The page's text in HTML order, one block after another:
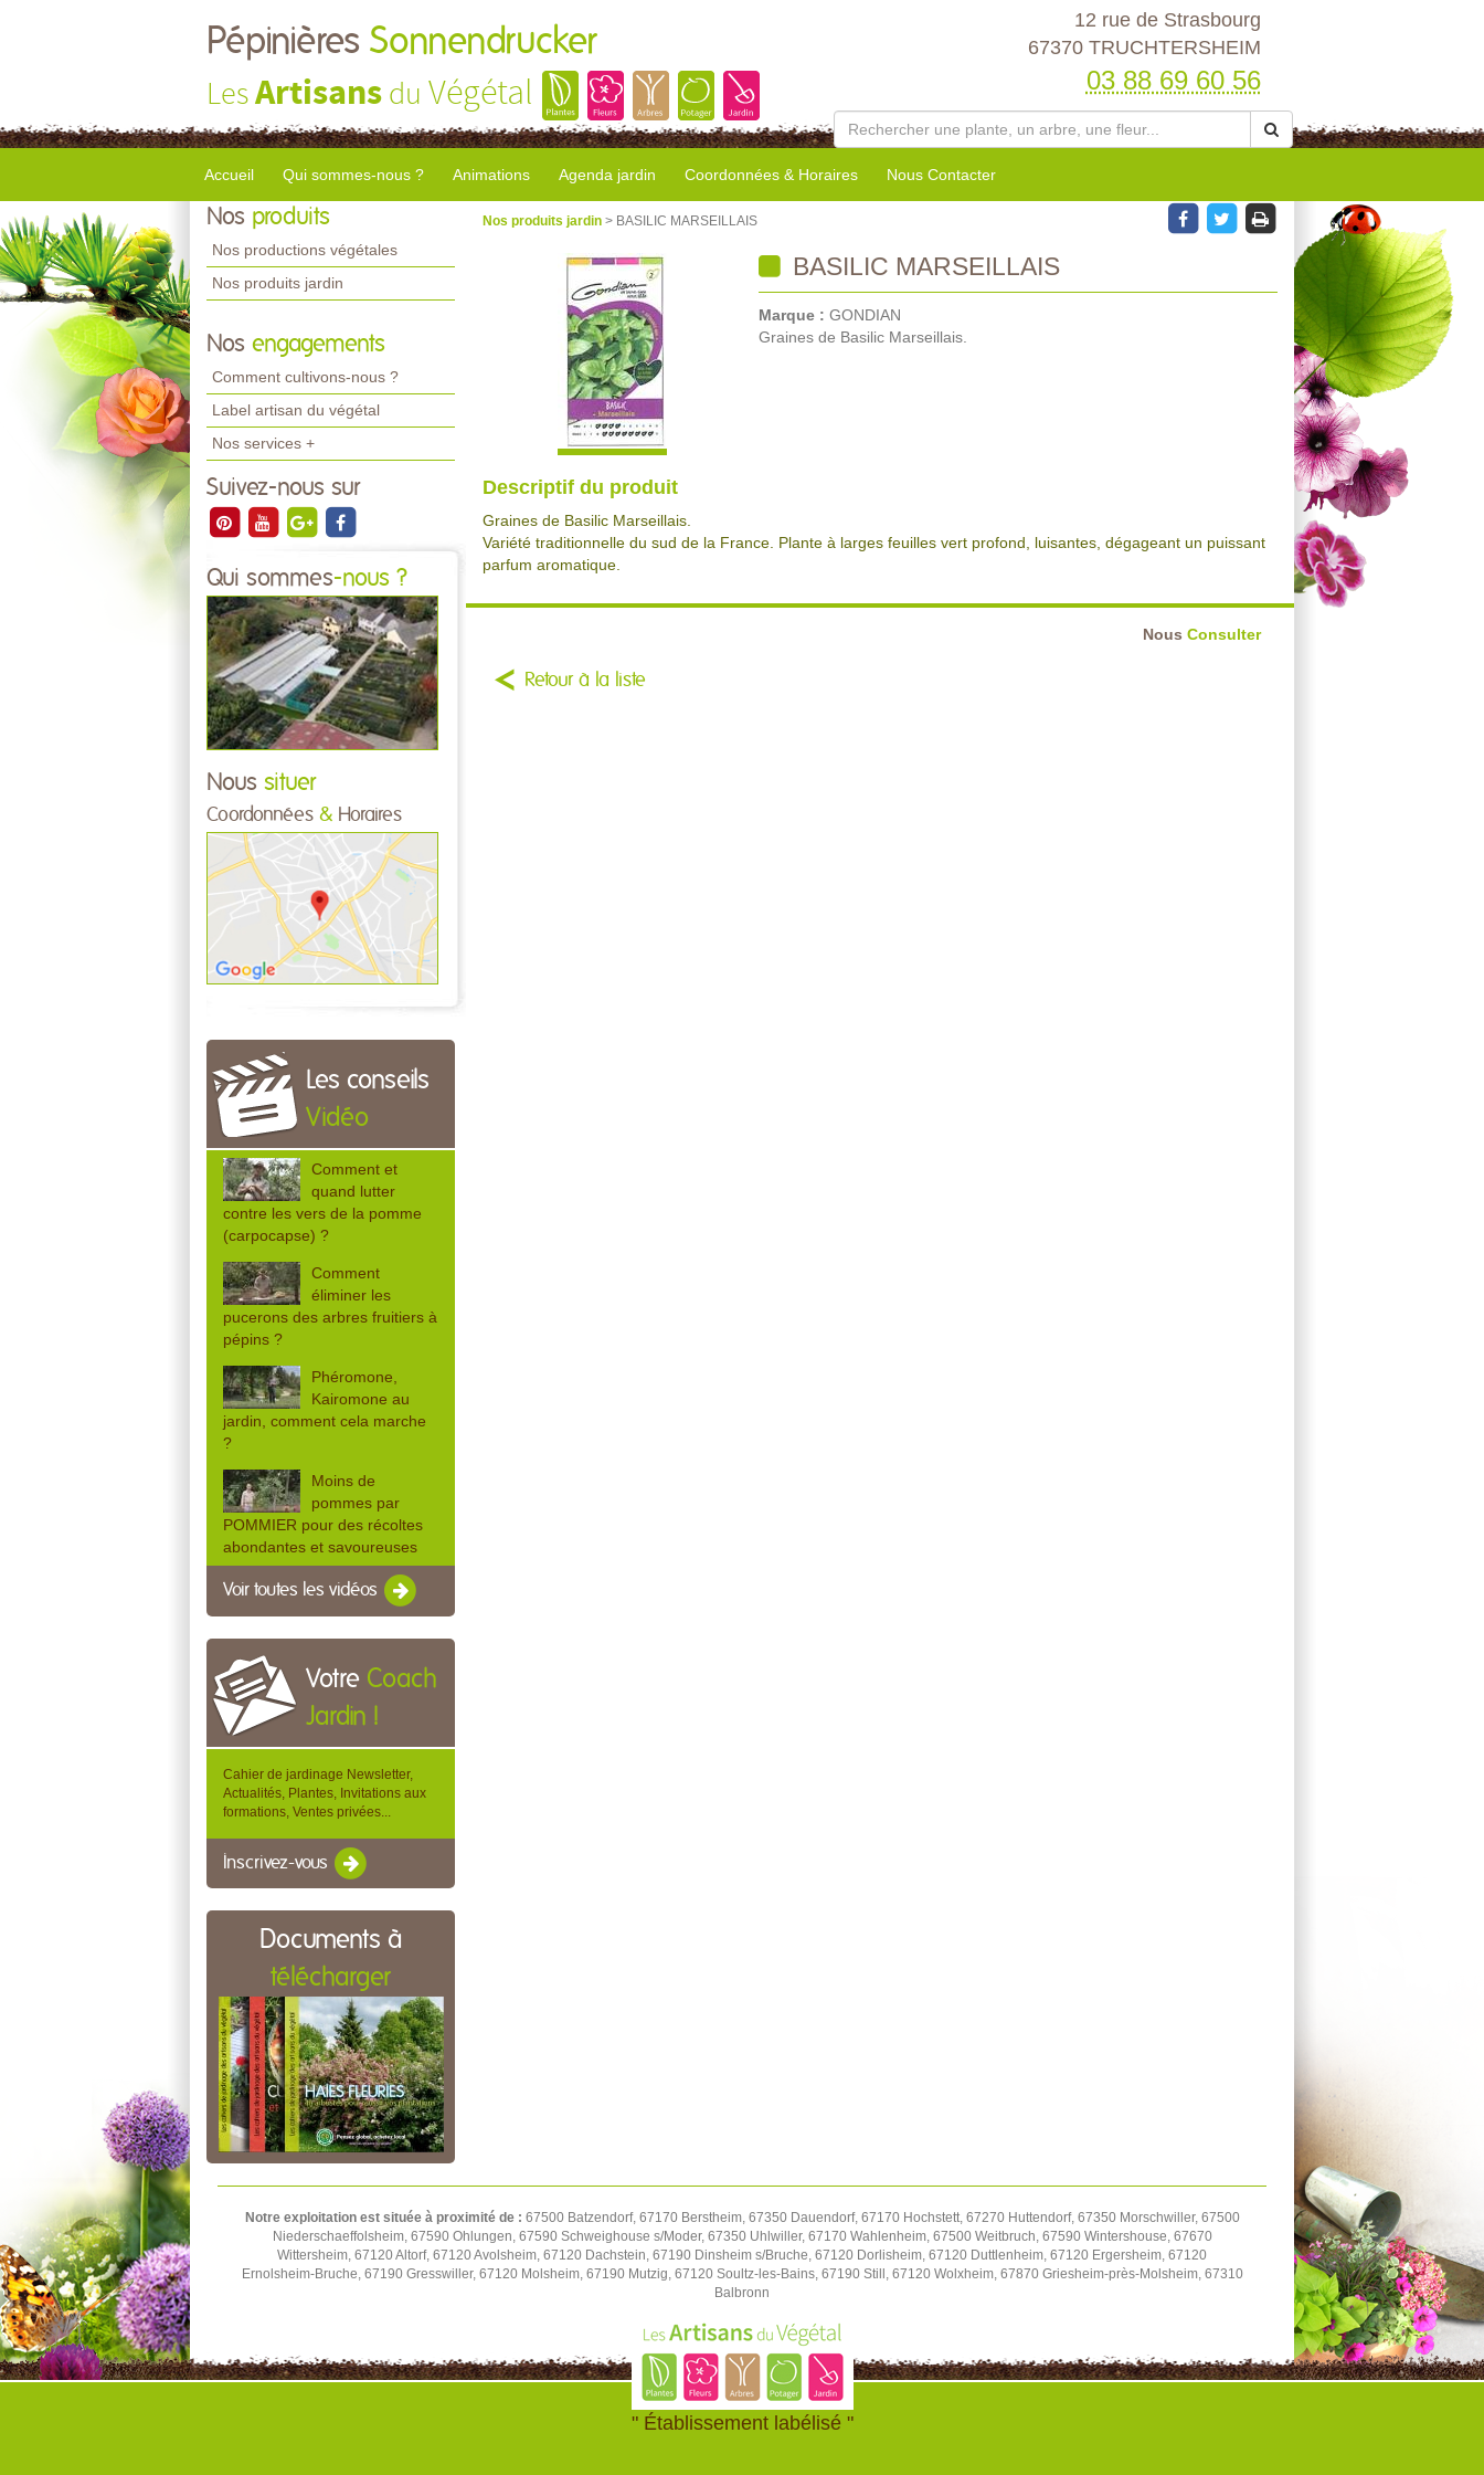
Pépinières Sonnendrucker
LesArtisans du Végétal
12 rue de Strasbourg
67370 TRUCHTERSHEIM
03 88 69 60 56
Accueil Qui sommes-nous ? Animations Agenda jardin Coordonnées & Horaires Nous Contacter
Nos produits
Nos productions végétales
Nos produits jardin
Nos engagements
Comment cultivons-nous ?
Label artisan du végétal
Nos services +
Suivez-nous sur
Qui sommes-nous ?
Nous situer
Coordonnées & Horaires
Les conseils
Vidéo
Comment et
quand lutter
contre les vers de la pomme
(carpocapse) ?
Comment
éliminer les
pucerons des arbres fruitiers à
pépins ?
Phéromone,
Kairomone au
jardin, comment cela marche
?
Moins de
pommes par
POMMIER pour des récoltes
abondantes et savoureuses
Voir toutes les vidéos
Votre Coach
Jardin !
Cahier de jardinage Newsletter,
Actualités, Plantes, Invitations aux
formations, Ventes privées...
Inscrivez-vous
Documents à
télécharger
Nos produits jardin > BASILIC MARSEILLAIS
BASILIC MARSEILLAIS
Marque : GONDIAN
Graines de Basilic Marseillais.
Descriptif du produit
Graines de Basilic Marseillais.
Variété traditionnelle du sud de la France. Plante à larges feuilles vert profond, luisantes, dégageant un puissant
parfum aromatique.
Nous Consulter
Retour à la liste
Notre exploitation est située à proximité de : 67500 Batzendorf, 67170 Berstheim, 67350 Dauendorf, 67170 Hochstett, 67270 Huttendorf, 67350 Morschwiller, 67500
Niederschaeffolsheim, 67590 Ohlungen, 67590 Schweighouse s/Moder, 67350 Uhlwiller, 67170 Wahlenheim, 67500 Weitbruch, 67590 Wintershouse, 67670
Wittersheim, 67120 Altorf, 67120 Avolsheim, 67120 Dachstein, 67190 Dinsheim s/Bruche, 67120 Dorlisheim, 67120 Duttlenheim, 67120 Ergersheim, 67120
Ernolsheim-Bruche, 67190 Gresswiller, 67120 Molsheim, 67190 Mutzig, 67120 Soultz-les-Bains, 67190 Still, 67120 Wolxheim, 67870 Griesheim-près-Molsheim, 67310
Balbronn
" Établissement labélisé "